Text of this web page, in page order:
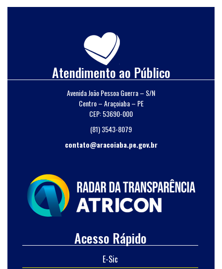
Atendimento ao Público
Avenida João Pessoa Guerra – S/N
Centro – Araçoiaba – PE
CEP: 53690-000
(81) 3543-8079
contato@aracoiaba.pe.gov.br
Acesso Rápido
E-Sic